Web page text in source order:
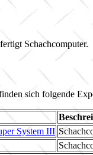
Schachcomputer.
sich folgende
System III